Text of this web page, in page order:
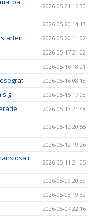
2026-05-21 16:30
2026-05-20 14:13
starten 2026-05-20 11:02
2026-05-17 21:02
2026-05-16 18:21
2026-05-16 08:18
sig 2026-05-15 17:03
2026-05-13 21:48
2026-05-12 20:55
2026-05-12 19:26
i
2026-05-11 21:05
2026-05-09 20:39
2026-05-08 19:32
2026-05-07 22:16